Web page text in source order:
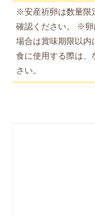
※安産祈卵は数量限
確認ください。 ※
場合は賞味期限以内
食に使用する際は、
さい。